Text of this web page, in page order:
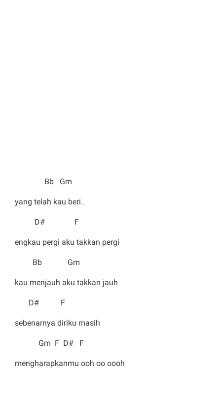
Bb Gm
yang telah kau beri..
D# F
engkau pergi aku takkan pergi
Bb Gm
kau menjauh aku takkan jauh
D# F
sebenarnya diriku masih
Gm F D# F
mengharapkanmu ooh oo oooh